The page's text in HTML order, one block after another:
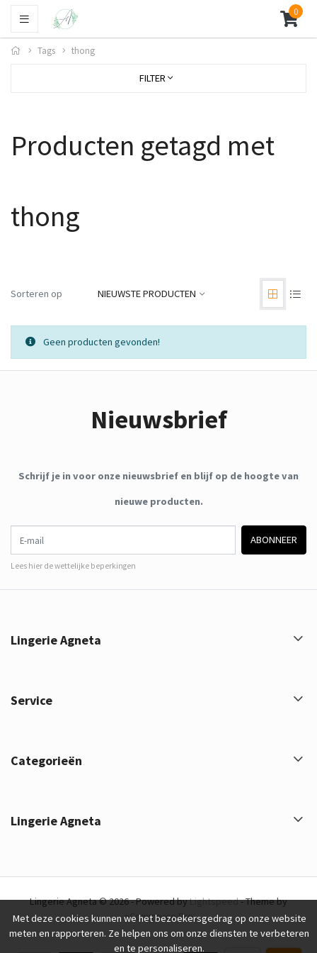
0
Tags thong
FILTER
Producten getagd met
thong
Sorteren op NIEUWSTE PRODUCTEN
Geen producten gevonden!
Nieuwsbrief
Schrijf je in voor onze nieuwsbrief en blijf op de hoogte van
nieuwe producten.
ABONNEER
Lees hier de wettelijke beperkingen
Lingerie Agneta
Service
Categorieën
Lingerie Agneta
Lingerie Agneta © 2026 - Powered byLightspeed- Theme by
eCommerce Pro
Met deze cookies kunnen we het bezoekersgedrag op onze website
meten en rapporteren. Ze helpen ons om onze diensten te verbeteren
en te personaliseren.